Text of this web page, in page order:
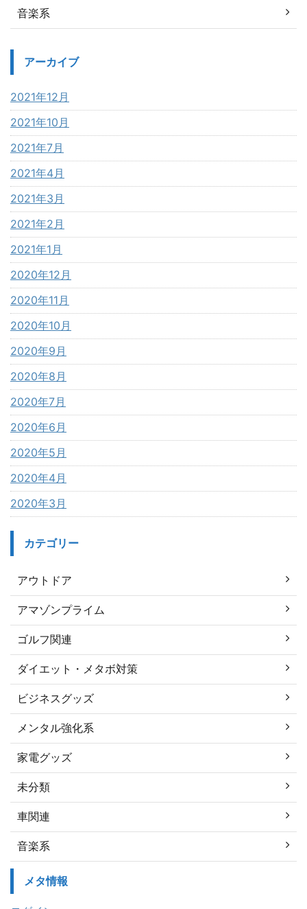
音楽系
アーカイブ
2021年12月
2021年10月
2021年7月
2021年4月
2021年3月
2021年2月
2021年1月
2020年12月
2020年11月
2020年10月
2020年9月
2020年8月
2020年7月
2020年6月
2020年5月
2020年4月
2020年3月
カテゴリー
アウトドア
アマゾンプライム
ゴルフ関連
ダイエット・メタボ対策
ビジネスグッズ
メンタル強化系
家電グッズ
未分類
車関連
音楽系
メタ情報